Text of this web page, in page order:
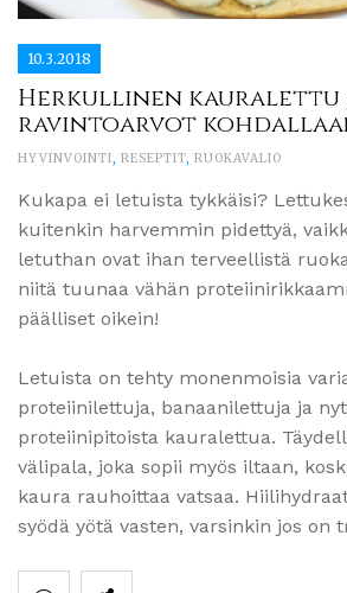
10.3.2018
Herkullinen kauralettu
ravintoarvot
HYVINVOINTI, RESEPTIT, RUOKAVALIO
Kukapa ei letuista tykkäisi?
kuitenkin harvemmin pidettyä,
letuthan ovat ihan terveellistä
niitä tuunaa vähän
päälliset oikein!
Letuista on tehty monenmoisia
proteiinilettuja, banaanilettuja ja
proteiinipitoista kauralettua.
välipala, joka sopii myös iltaan,
kaura rauhoittaa vatsaa.
syödä yötä vasten, varsinkin jos on